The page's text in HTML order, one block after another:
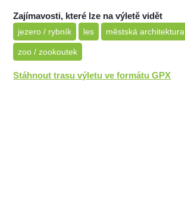
Zajímavosti, které lze na výletě vidět
jezero / rybník les městská architektura
zoo / zookoutek
Stáhnout trasu výletu ve formátu GPX